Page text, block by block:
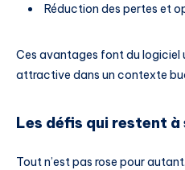
Réduction des pertes et
Ces avantages font du
attractive dans un contexte
Les défis qui restent
Tout n’est pas rose pour